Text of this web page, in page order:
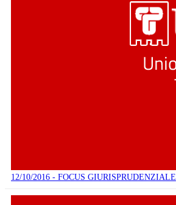
12/10/2016 - FOCUS GIURISPRUDENZIALE